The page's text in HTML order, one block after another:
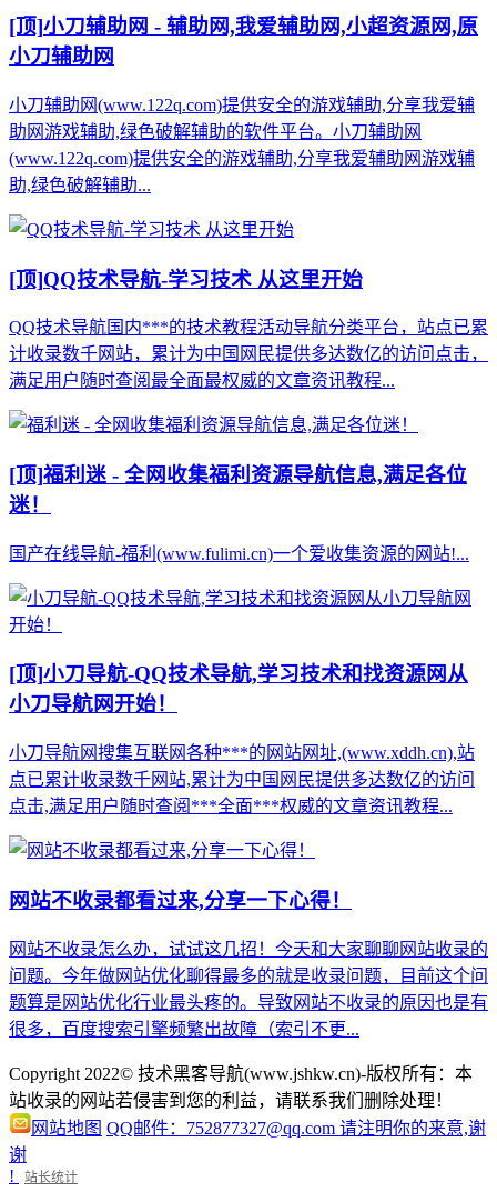
[顶]小刀辅助网 - 辅助网,我爱辅助网,小超资源网,原
小刀辅助网
小刀辅助网(www.122q.com)提供安全的游戏辅助,分享我爱辅
助网游戏辅助,绿色破解辅助的软件平台。小刀辅助网
(www.122q.com)提供安全的游戏辅助,分享我爱辅助网游戏辅
助,绿色破解辅助...
[顶]QQ技术导航-学习技术 从这里开始
QQ技术导航国内***的技术教程活动导航分类平台，站点已累
计收录数千网站，累计为中国网民提供多达数亿的访问点击，
满足用户随时查阅最全面最权威的文章资讯教程...
[顶]福利迷 - 全网收集福利资源导航信息,满足各位
迷！
国产在线导航-福利(www.fulimi.cn)一个爱收集资源的网站!...
[顶]小刀导航-QQ技术导航,学习技术和找资源网从
小刀导航网开始！
小刀导航网搜集互联网各种***的网站网址,(www.xddh.cn),站
点已累计收录数千网站,累计为中国网民提供多达数亿的访问
点击,满足用户随时查阅***全面***权威的文章资讯教程...
网站不收录都看过来,分享一下心得！
网站不收录怎么办，试试这几招！今天和大家聊聊网站收录的
问题。今年做网站优化聊得最多的就是收录问题，目前这个问
题算是网站优化行业最头疼的。导致网站不收录的原因也是有
很多，百度搜索引擎频繁出故障（索引不更...
Copyright 2022© 技术黑客导航(www.jshkw.cn)-版权所有：本
站收录的网站若侵害到您的利益，请联系我们删除处理！
网站地图 QQ邮件：752877327@qq.com 请注明你的来意,谢
谢
!
站长统计